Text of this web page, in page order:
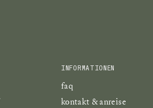
INFORMATIONEN
faq
kontakt & anreise